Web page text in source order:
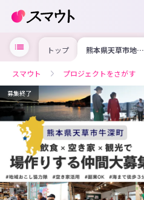
トップ 熊本県天草市地域
おこし協力隊大募
ニティ運営する仲
間大募集！
スマウト プロジェクトをさがす
募集終了